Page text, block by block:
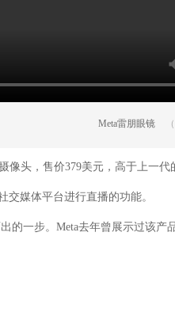
Meta雷朋眼镜
头，售价379美元，高于上一代
交媒体平台进行直播的功能。
的一步。Meta去年曾展示过该产